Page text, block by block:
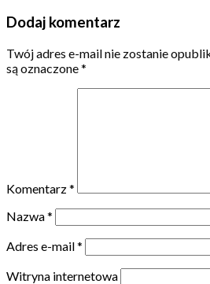
Dodaj komentarz
Twój adres e-mail nie zostanie
są oznaczone*
Komentarz*
Nazwa*
Adres e-mail*
Witryna internetowa